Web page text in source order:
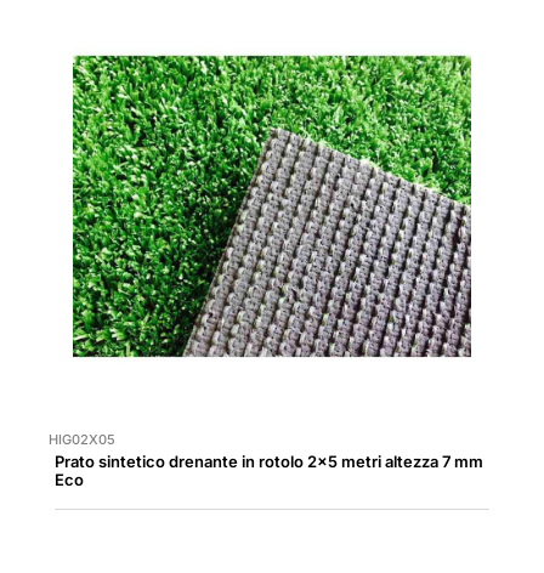
HIG02X05
Prato sintetico drenante in rotolo 2x5 metri altezza 7 mm
Eco